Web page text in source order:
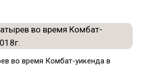
во время Комбат-уикенда в